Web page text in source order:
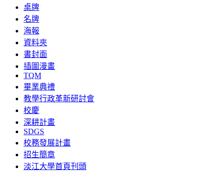
桌牌
名牌
海報
資料夾
書封面
插圖漫畫
TQM
畢業典禮
教學行政革新研討會
校慶
深耕計畫
SDGS
校務發展計畫
招生簡章
淡江大學首頁刊頭